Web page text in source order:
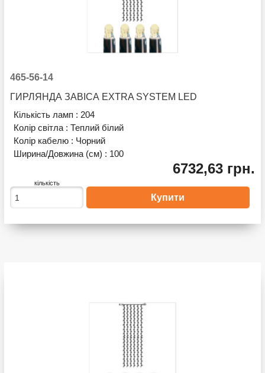
465-56-14
ГИРЛЯНДА ЗАВІСА EXTRA SYSTEM LED
Кількість ламп : 204
Колір світла :Теплий білий
Колір кабелю : Чорний
Ширина/Довжина (см) : 100
6732,63 грн.
кількість